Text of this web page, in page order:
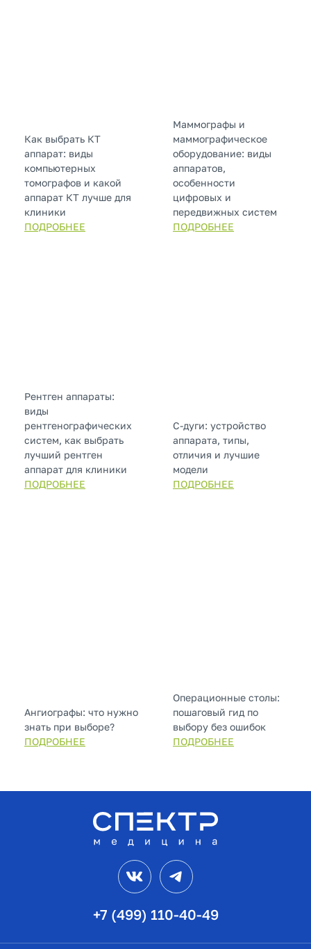
Как выбрать КТ
аппарат: виды
компьютерных
томографов и какой
аппарат КТ лучше для
клиники
ПОДРОБНЕЕ
Маммографы и
маммографическое
оборудование: виды
аппаратов,
особенности
цифровых и
передвижных систем
ПОДРОБНЕЕ
Рентген аппараты:
виды
рентгенографических
систем, как выбрать
лучший рентген
аппарат для клиники
ПОДРОБНЕЕ
С-дуги: устройство
аппарата, типы,
отличия и лучшие
модели
ПОДРОБНЕЕ
Ангиографы: что нужно
знать при выборе?
ПОДРОБНЕЕ
Операционные столы:
пошаговый гид по
выбору без ошибок
ПОДРОБНЕЕ
+7 (499) 110-40-49
VK